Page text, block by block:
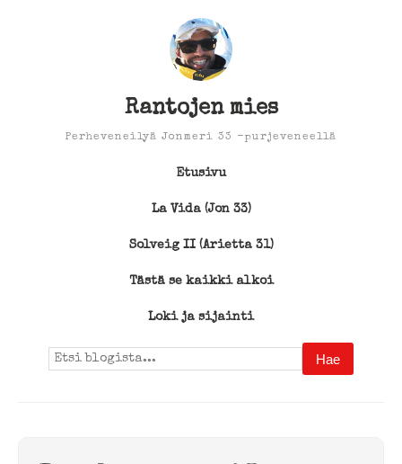
Rantojen mies
Perheveneilyä Jonmeri 33 -purjeveneellä
Etusivu
La Vida (Jon 33)
Solveig II (Arietta 31)
Tästä se kaikki alkoi
Loki ja sijainti
Search
for: